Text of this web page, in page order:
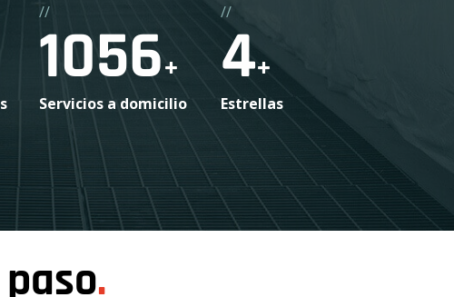
//
1200+
Servicios a domicilio
//
5+
Estrellas
.